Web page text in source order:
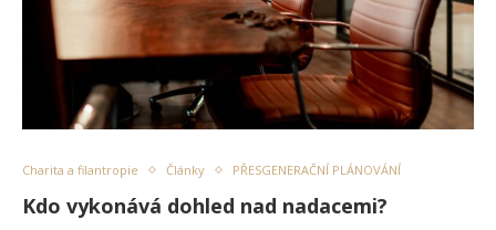
Charita a filantropie Články PŘESGENERAČNÍ PLÁNOVÁNÍ
Kdo vykonává dohled nad nadacemi?